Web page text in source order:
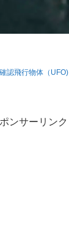
認飛行物体（UFO)
ンサーリンク